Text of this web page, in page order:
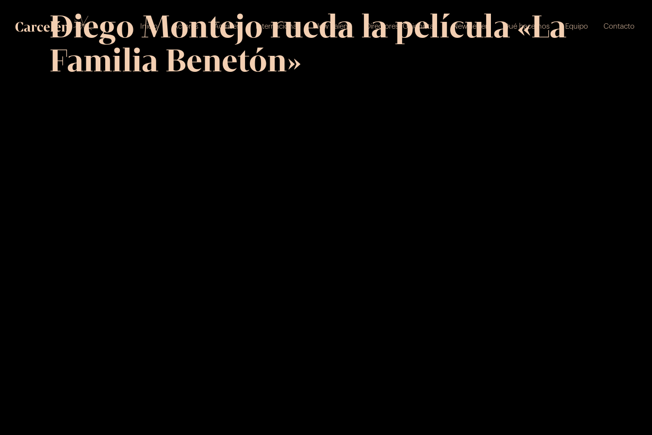
Inicio Actores Actrices Internacional New Talent Directores+Guionistas Newsletter Qué hacemos Equipo Contacto
Diego Montejo rueda la película «La
Familia Benetón»